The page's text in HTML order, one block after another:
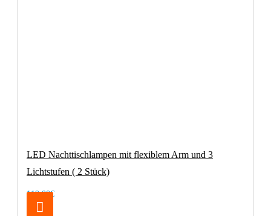
LED Nachttischlampen mit flexiblem Arm und 3
Lichtstufen ( 2 Stück)
119,00€